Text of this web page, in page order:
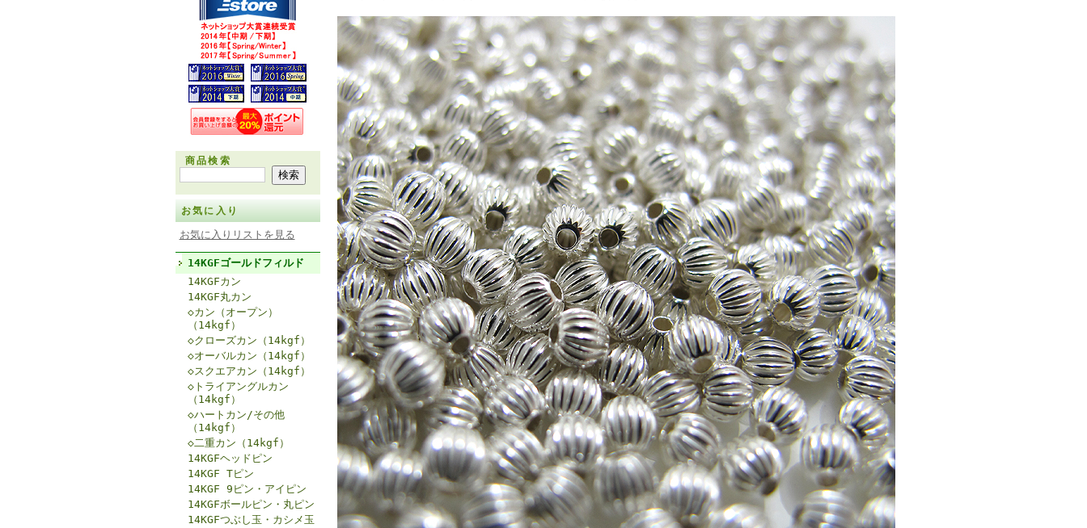
商品検索
お気に入り
お気に入りリストを見る
14KGFゴールドフィルド
14KGFカン
14KGF丸カン
◇カン（オープン）
（14kgf）
◇クローズカン（14kgf）
◇オーバルカン（14kgf）
◇スクエアカン（14kgf）
◇トライアングルカン
（14kgf）
◇ハートカン/その他
（14kgf）
◇二重カン（14kgf）
14KGFヘッドピン
14KGF Tピン
14KGF 9ピン・アイピン
14KGFボールピン・丸ピン
14KGFつぶし玉・カシメ玉